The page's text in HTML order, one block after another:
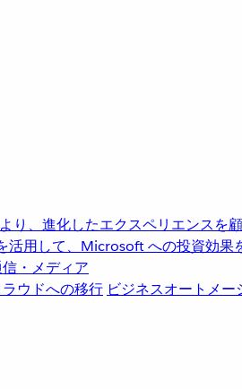
り、進化したエクスペリエンスを
活用して、Microsoft への投資効果
・メディア
ラウドへの移行 ビジネスオートメー